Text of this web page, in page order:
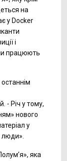
на
у Docker
і
працюють
- Річ у тому,
нового
у
люди».
яка